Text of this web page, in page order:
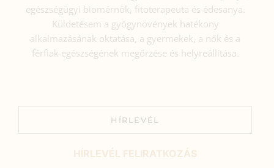
egészségügyi biomérnök, fitoterapeuta és édesanya.
Küldetésem a gyógynövények hatékony
alkalmazásának oktatása, a gyermekek, a nők és a
férfiak egészségének megőrzése és helyreállítása.
HÍRLEVÉL